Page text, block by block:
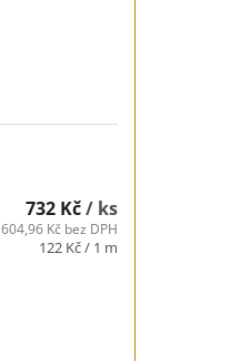
732 Kč/ ks
604,96 Kč bez DPH
Měrná
122 Kč / 1 m